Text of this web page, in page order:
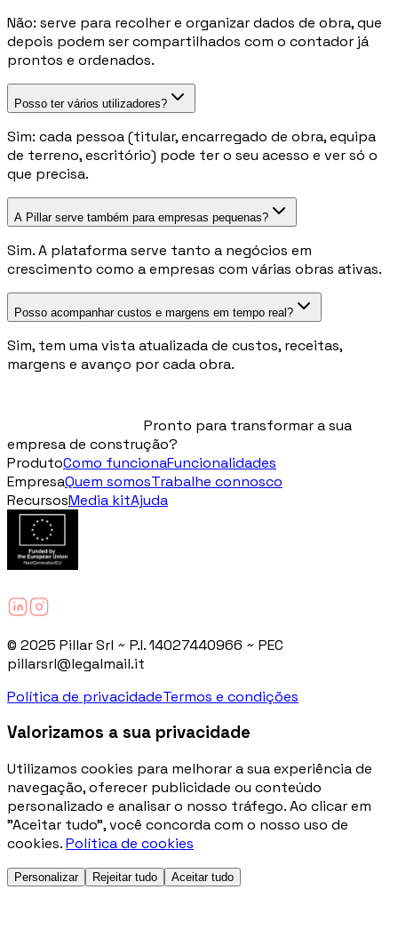
Não: serve para recolher e organizar dados de obra, que
depois podem ser compartilhados com o contador já
prontos e ordenados.
Posso ter vários utilizadores?
Sim: cada pessoa (titular, encarregado de obra, equipa
de terreno, escritório) pode ter o seu acesso e ver só o
que precisa.
A Pillar serve também para empresas pequenas?
Sim. A plataforma serve tanto a negócios em
crescimento como a empresas com várias obras ativas.
Posso acompanhar custos e margens em tempo real?
Sim, tem uma vista atualizada de custos, receitas,
margens e avanço por cada obra.
Pronto para transformar a sua
empresa de construção?
ProdutoComo funcionaFuncionalidades
EmpresaQuem somosTrabalhe connosco
RecursosMedia kitAjuda
© 2025 Pillar Srl ~ P.I. 14027440966 ~ PEC
pillarsrl@legalmail.it
Política de privacidadeTermos e condições
Valorizamos a sua privacidade
Utilizamos cookies para melhorar a sua experiência de
navegação, oferecer publicidade ou conteúdo
personalizado e analisar o nosso tráfego. Ao clicar em
"Aceitar tudo", você concorda com o nosso uso de
cookies.Política de cookies
Personalizar Rejeitar tudo Aceitar tudo